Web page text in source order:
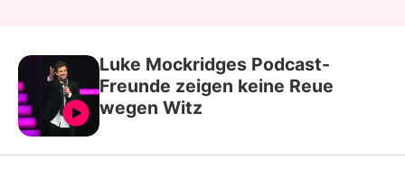
Luke Mockridges Podcast-
Freunde zeigen keine Reue
wegen Witz